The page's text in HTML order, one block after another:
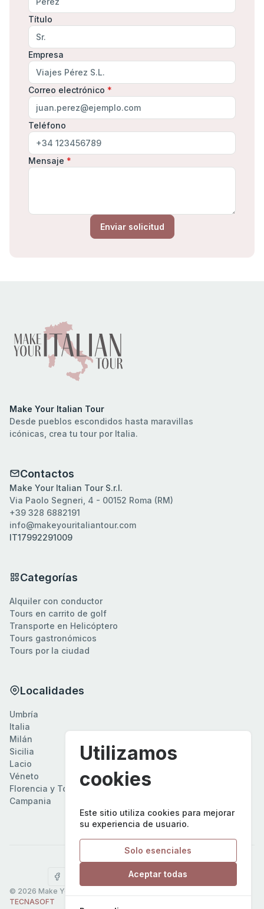
Título
Empresa
Correo electrónico *
Teléfono
Mensaje *
Enviar solicitud
Make Your Italian Tour
Desde pueblos escondidos hasta maravillas
icónicas, crea tu tour por Italia.
Contactos
Make Your Italian Tour S.r.l.
Via Paolo Segneri, 4 - 00152 Roma (RM)
+39 328 6882191
info@makeyouritaliantour.com
IT17992291009
Categorías
Alquiler con conductor
Tours en carrito de golf
Transporte en Helicóptero
Tours gastronómicos
Tours por la ciudad
Localidades
Umbría
Italia
Milán
Sicilia
Lacio
Véneto
Florencia y Toscana
Campania
Síguenos en
Gestionar cookies
© 2026 Make Your Italian Tour. Powered by
TECNASOFT
Utilizamos
cookies
Este sitio utiliza cookies para mejorar
su experiencia de usuario.
Solo esenciales
Aceptar todas